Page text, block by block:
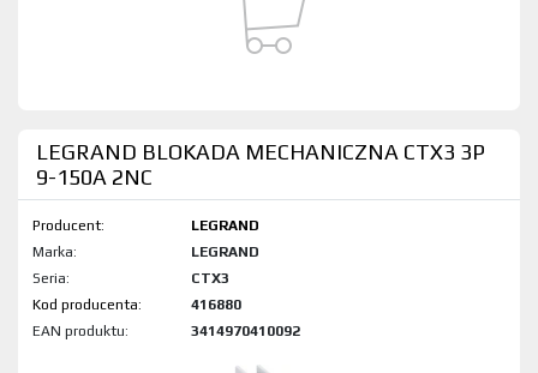
LEGRAND BLOKADA MECHANICZNA CTX3 3P
9-150A 2NC
Producent:
LEGRAND
Marka:
LEGRAND
Seria:
CTX3
Kod produktu:
416880
EAN produktu:
3414970410092